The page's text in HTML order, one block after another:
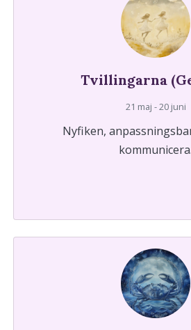
Tvillingarna
21 maj - 20 juni
Nyfiken,
kommunicera.